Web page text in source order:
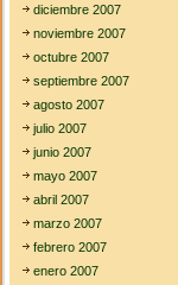
diciembre 2007
noviembre 2007
octubre 2007
septiembre 2007
agosto 2007
julio 2007
junio 2007
mayo 2007
abril 2007
marzo 2007
febrero 2007
enero 2007